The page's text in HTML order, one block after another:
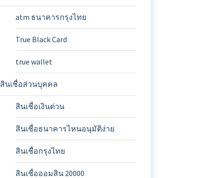
atm ธนาคารกรุงไทย
True Black Card
true wallet
สินเชื่อส่วนบุคคล
สินเชื่อเงินด่วน
สินเชื่อธนาคารไหนอนุมัติง่าย
สินเชื่อกรุงไทย
สินเชื่อออมสิน 20000